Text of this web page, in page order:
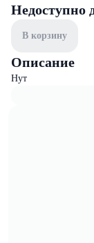
Недоступно
В корзину
Описание
Нут